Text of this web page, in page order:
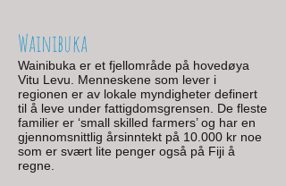
Wainibuka
Wainibuka er et fjellområde på hovedøya
Vitu Levu. Menneskene som lever i
regionen er av lokale myndigheter definert
til å leve under fattigdomsgrensen. De fleste
familier er ‘small skilled farmers’ og har en
gjennomsnittlig årsinntekt på 10.000 kr noe
som er svært lite penger også på Fiji å
regne.